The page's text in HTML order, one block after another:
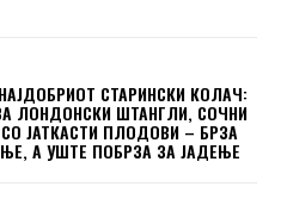
СТАРИНСКИ КОЛАЧ:
ЛОНДОНСКИ ШТАНГЛИ, СОЧНИ
ЈАТКАСТИ ПЛОДОВИ – БРЗА
А УШТЕ ПОБРЗА ЗА ЈАДЕЊЕ